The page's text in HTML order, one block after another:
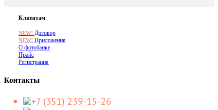
Клиентам
NEW! Договор
NEW! Приложения
О фотобанке
Прайс
Регистрация
Контакты
+7 (351) 239-15-26